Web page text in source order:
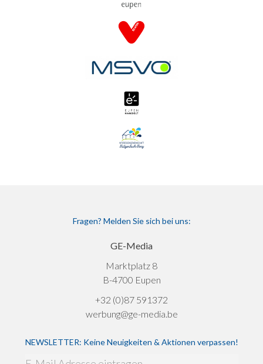
Fragen? Melden Sie sich bei uns:
GE-Media
Marktplatz 8
B-4700 Eupen
+32 (0)87 591372
werbung@ge-media.be
NEWSLETTER: Keine Neuigkeiten & Aktionen verpassen!